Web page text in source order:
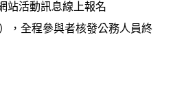
站活動訊息線上報名
），全程參與者核發公務人員終